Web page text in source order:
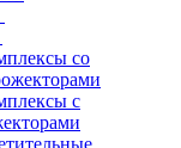
со
с